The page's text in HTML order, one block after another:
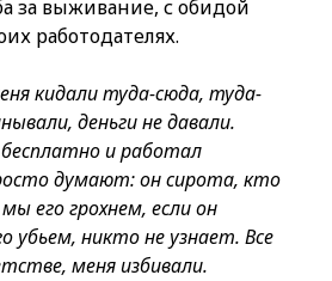
за выживание, с обидой
работодателях.
кидали туда-сюда, туда-
деньги не давали.
и работал
думают: он сирота, кто
его грохнем, если он
убьем, никто не узнает. Все
меня избивали.